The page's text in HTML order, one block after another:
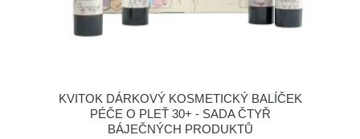
KVITOK DÁRKOVÝ KOSMETICKÝ BALÍČEK
PÉČE O PLEŤ 30+ - SADA ČTYŘ
BÁJEČNÝCH PRODUKTŮ